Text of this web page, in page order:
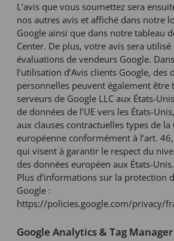
L’avis que vous soumettez sera
nos autres avis et affiché dans notre
Google ainsi que dans notre tableau
Center. De plus, votre avis sera
évaluations de vendeurs Google.
l’utilisation d’Avis clients Google, des
personnelles peuvent également être
serveurs de Google LLC aux États-
de données de l’UE vers les États-
aux clauses contractuelles types de la
européenne conformément à l’art.
qui visent à garantir le respect du
des données européen aux États-Unis.
Plus d’informations sur la protection
Google :
https://policies.google.com/privacy/
Google Analytics & Tag Manager